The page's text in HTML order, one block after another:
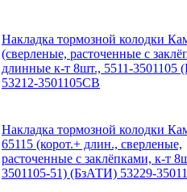
Накладка тормозной колодки
(сверленые, расточенные с
длинные к-т 8шт., 5511-3501105
53212-3501105СВ
Накладка тормозной колодки
65115 (корот.+ длин., сверленые,
расточенные с заклёпками, к-т
3501105-51) (БзАТИ) 53229-